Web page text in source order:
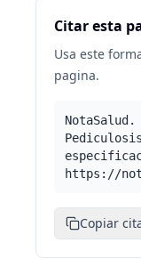
Citar esta
Usa este
pagina.
https://
Copiar